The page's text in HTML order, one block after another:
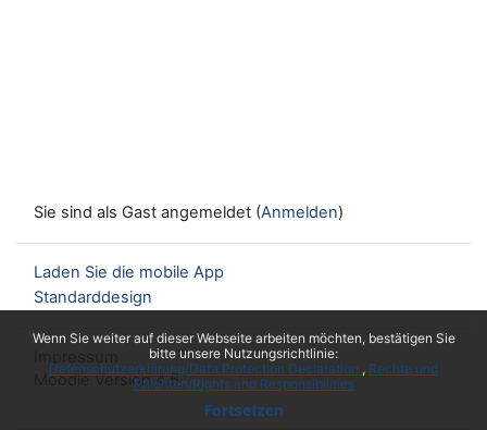
Wenn Sie weiter auf dieser Webseite arbeiten möchten, bestätigen Sie
bitte unsere Nutzungsrichtlinie:
Datenschutzerklärung/Data Protection Declaration
Rechte und
Pflichten/Rights and Responsibilities
Fortsetzen
Sie sind als Gast angemeldet (Anmelden)
Laden Sie die mobile App
Standarddesign
Moodle Version 4.5